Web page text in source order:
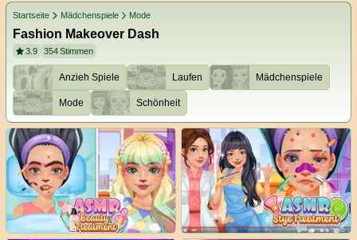
Startseite Mädchenspiele Mode
Fashion Makeover Dash
3.9 354Stimmen
Anzieh Spiele Laufen Mädchenspiele
Mode Schönheit